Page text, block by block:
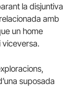
la disjuntiva
amb
un home
viceversa.
suposada